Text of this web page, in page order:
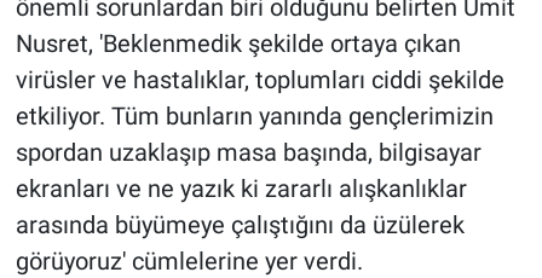
önemli sorunlardan biri olduğunu belirten Ümit
Nusret, 'Beklenmedik şekilde ortaya çıkan
virüsler ve hastalıklar, toplumları ciddi şekilde
etkiliyor. Tüm bunların yanında gençlerimizin
spordan uzaklaşıp masa başında, bilgisayar
ekranları ve ne yazık ki zararlı alışkanlıklar
arasında büyümeye çalıştığını da üzülerek
görüyoruz' cümlelerine yer verdi.